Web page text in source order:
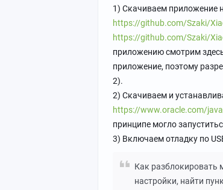
1) Скачиваем приложение
https://github.com/Szaki/
https://github.com/Szaki/
приложению смотрим
приложение, поэтому
2).
2) Скачиваем и
https://www.oracle.com/
принципе могло
3) Включаем отладку по
Как разблокировать
настройки, найти